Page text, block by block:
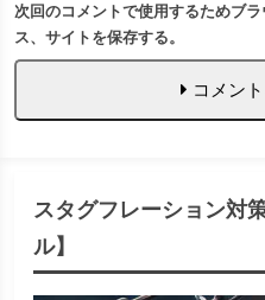
次回のコメントで使用するためブ
ス、サイトを保存する。
コメン
スタグフレーション対
ル】